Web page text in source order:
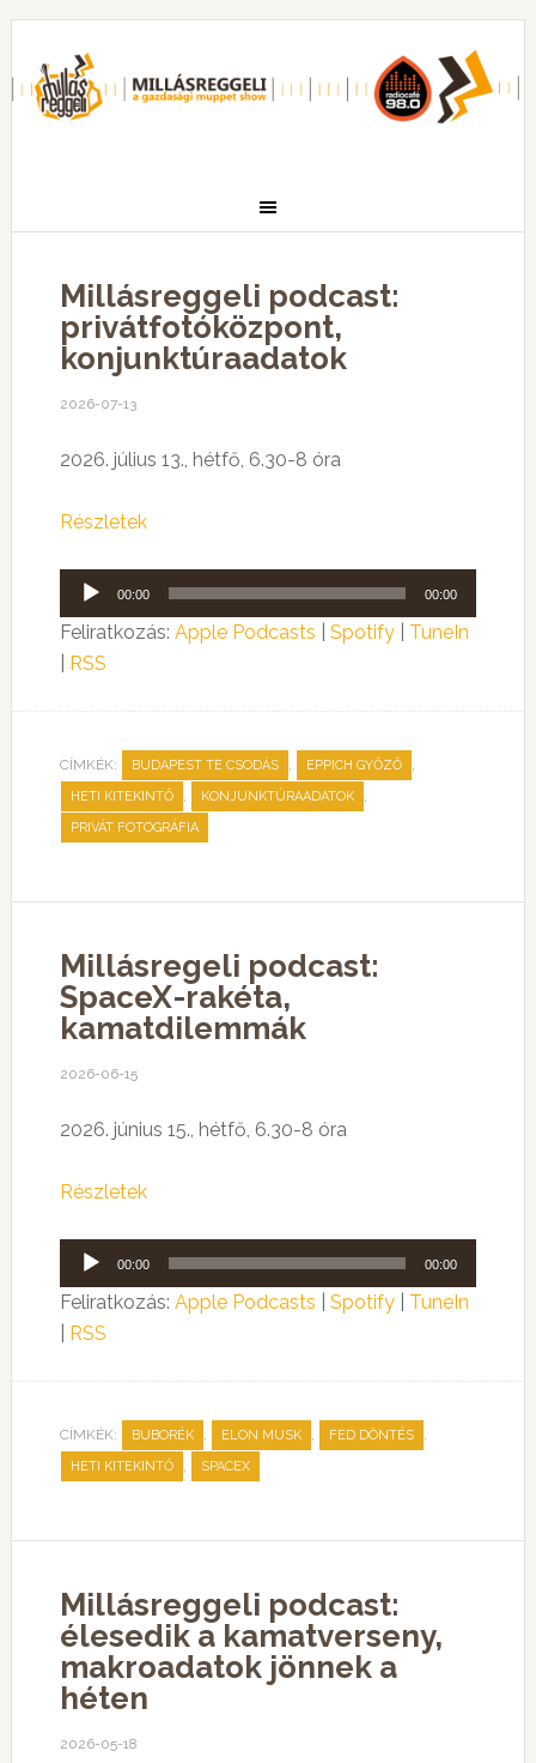
Millásreggeli podcast:
privátfotóközpont,
konjunktúraadatok
2026-07-13
2026. július 13., hétfő, 6.30-8 óra
Részletek
Audió
lejátszó
00:00 00:00
Feliratkozás: Apple Podcasts Spotify| TuneIn
RSS
CÍMKÉK: BUDAPEST TE CSODÁS , EPPICH GYŐZŐ ,
HETI KITEKINTŐ , KONJUNKTÚRAADATOK ,
PRIVÁT FOTOGRÁFIA
Millásregeli podcast:
SpaceX-rakéta,
kamatdilemmák
2026-06-15
2026. június 15., hétfő, 6.30-8 óra
Részletek
Audió
lejátszó
00:00 00:00
Feliratkozás: Apple Podcasts Spotify| TuneIn
RSS
CÍMKÉK: BUBORÉK , ELON MUSK , FED DÖNTÉS ,
HETI KITEKINTŐ , SPACEX
Millásreggeli podcast:
élesedik a kamatverseny,
makroadatok jönnek a
héten
2026-05-18